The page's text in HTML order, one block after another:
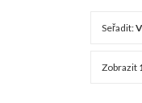
Seřadit:
Zobrazit